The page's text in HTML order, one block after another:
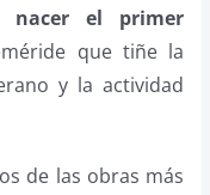
el primer
que tiñe la
y la actividad
de las obras más